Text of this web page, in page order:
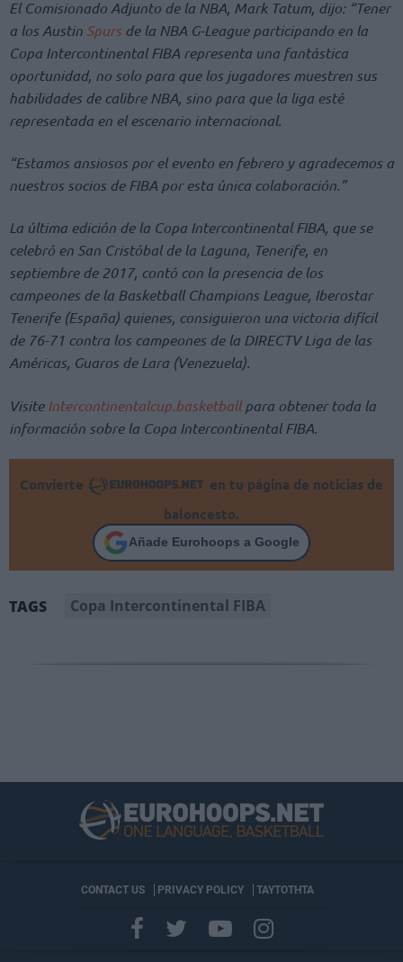
El Comisionado Adjunto de la NBA, Mark Tatum, dijo: “Tener
a los Austin Spurs de la NBA G-League participando en la
Copa Intercontinental FIBA representa una fantástica
oportunidad, no solo para que los jugadores muestren sus
habilidades de calibre NBA, sino para que la liga esté
representada en el escenario internacional.
“Estamos ansiosos por el evento en febrero y agradecemos a
nuestros socios de FIBA por esta única colaboración.”
La última edición de la Copa Intercontinental FIBA, que se
celebró en San Cristóbal de la Laguna, Tenerife, en
septiembre de 2017, contó con la presencia de los
campeones de la Basketball Champions League, Iberostar
Tenerife (España) quienes, consiguieron una victoria difícil
de 76-71 contra los campeones de la DIRECTV Liga de las
Américas, Guaros de Lara (Venezuela).
Visite Intercontinentalcup.basketballpara obtener toda la
información sobre la Copa Intercontinental FIBA.
Convierte
en tu página de noticias de
baloncesto.
Añade Eurohoops a Google
TAGS Copa Intercontinental FIBA
CONTACT US PRIVACY POLICY ΤΑΥΤΟΤΗΤΑ